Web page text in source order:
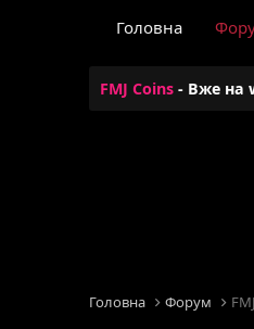
Головна
FMJ Coins - Вже на
Головна Форум FMJ